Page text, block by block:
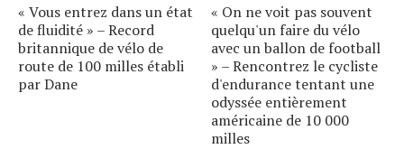
« Vous entrez dans un état
de fluidité » – Record
britannique de vélo de
route de 100 milles établi
par Dane
« On ne voit pas souvent
quelqu'un faire du vélo
avec un ballon de football
» – Rencontrez le cycliste
d'endurance tentant une
odyssée entièrement
américaine de 10 000
milles